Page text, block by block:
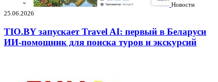
Новости
25.06.2026
TIO.BY запускает Travel AI: первый в Беларуси
ИИ-помощник для поиска туров и экскурсий